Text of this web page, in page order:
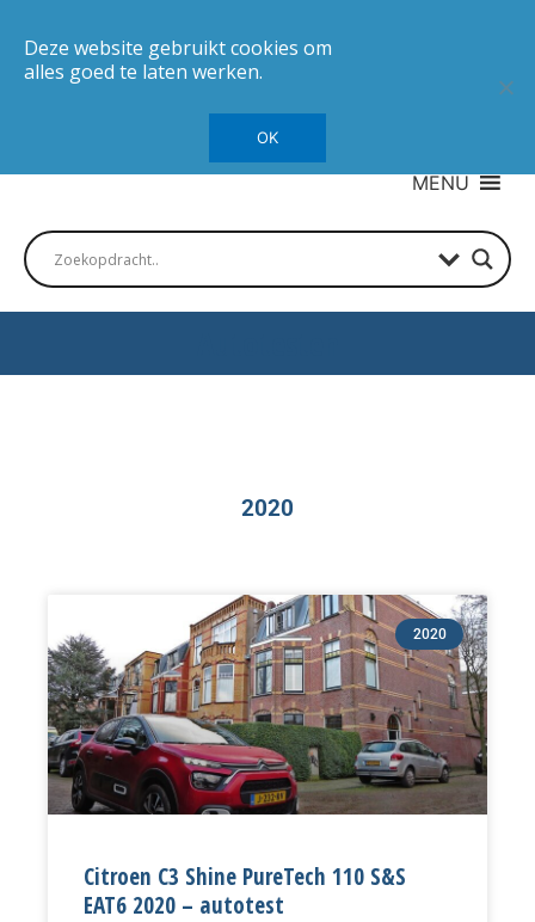
MENU
2020
2020
Citroen C3 Shine PureTech 110 S&S
EAT6 2020 – autotest
Pagina
Pagina
Deze website gebruikt cookies om
alles goed te laten werken.
OK